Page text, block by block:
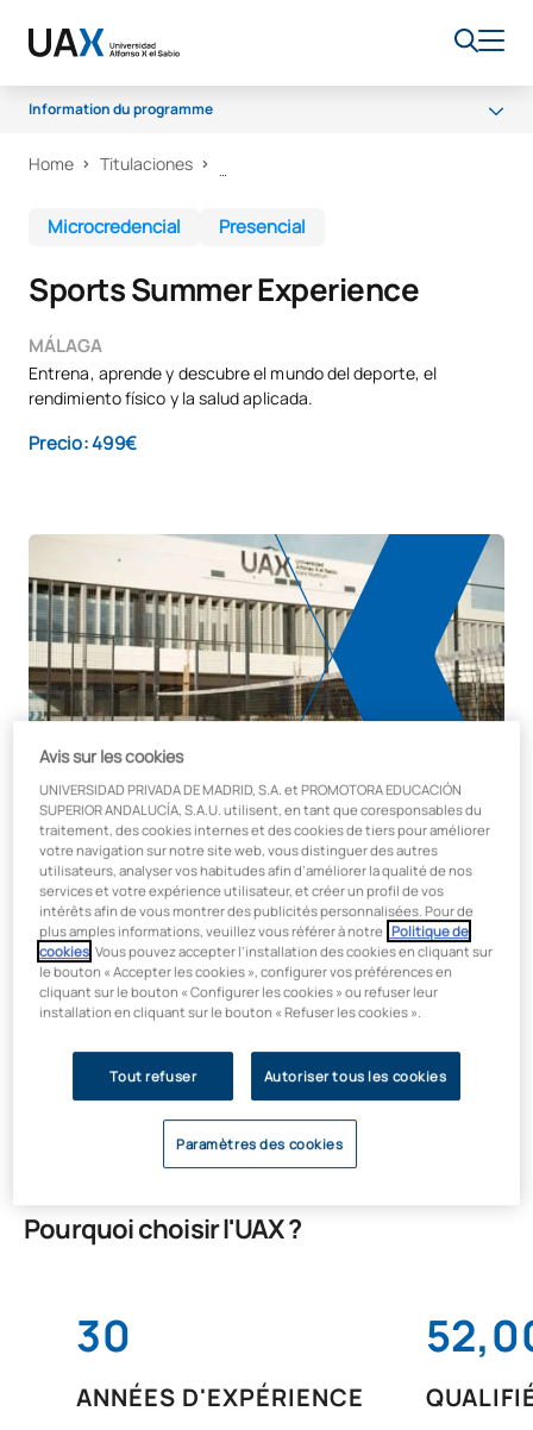
Information du programme
Qu'allez-vous apprendre ?
Home Titulaciones
Microcredencial Presencial
Sports Summer Experience
MÁLAGA
Entrena, aprende y descubre el mundo del deporte, el
rendimiento físico y la salud aplicada.
Precio: 499€
Durée Crédits
40 heures / 2 ECTS
Modalité
Présentiel
Faculté
Pourquoi choisir l'UAX ?
30
ANNÉES D'EXPÉRIENCE
Avis sur les cookies
UNIVERSIDAD PRIVADA DE MADRID, S.A. et PROMOTORA EDUCACIÓN
SUPERIOR ANDALUCÍA, S.A.U. utilisent, en tant que coresponsables du
traitement, des cookies internes et des cookies de tiers pour améliorer
votre navigation sur notre site web, vous distinguer des autres
utilisateurs, analyser vos habitudes afin d’améliorer la qualité de nos
services et votre expérience utilisateur, et créer un profil de vos
intérêts afin de vous montrer des publicités personnalisées. Pour de
plus amples informations, veuillez vous référer à notre Politique de
cookies . Vous pouvez accepter l’installation des cookies en cliquant sur
le bouton « Accepter les cookies », configurer vos préférences en
cliquant sur le bouton « Configurer les cookies » ou refuser leur
installation en cliquant sur le bouton « Refuser les cookies ».
Tout refuser Autoriser tous les cookies
Paramètres des cookies